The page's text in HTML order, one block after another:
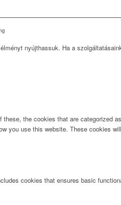
nyújthassuk. Ha a
the cookies that are categorized
you use this website. These cookies
cookies that ensures basic